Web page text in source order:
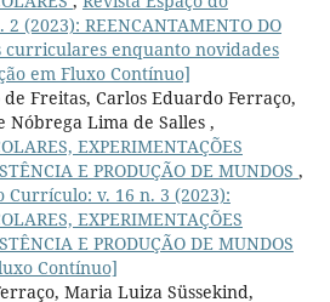
(2023): REENCANTAMENTO DO
curriculares enquanto novidades
em Fluxo Contínuo]
Freitas, Carlos Eduardo Ferraço,
Nóbrega Lima de Salles ,
EXPERIMENTAÇÕES
E PRODUÇÃO DE MUNDOS ,
Currículo: v. 16 n. 3 (2023):
EXPERIMENTAÇÕES
E PRODUÇÃO DE MUNDOS
Contínuo]
Maria Luiza Süssekind,